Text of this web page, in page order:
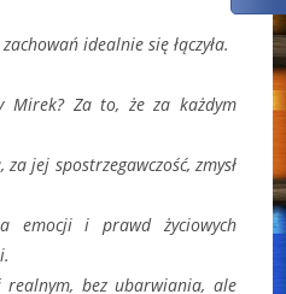
idealnie się łączyła.
Mirek? Za to, że za każdym
jej spostrzegawczość, zmysł
emocji i prawd życiowych
realnym, bez ubarwiania, ale